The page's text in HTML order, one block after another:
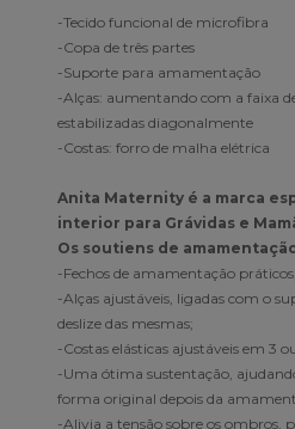
-Tecido funcional de microfibra
-Copa de três partes
-Suporte para amamentação
-Alças: aumentando com a faixa
estabilizadas diagonalmente
-Costas: forro de malha elétrica
Anita Maternity é a marca
interior para Grávidas e
Os soutiens de
-Fechos de amamentação
-Alças ajustáveis, ligadas com o
deslize das mesmas;
-Costas elásticas ajustáveis em 3
-Uma ótima sustentação,
forma original depois da
-Alivia a tensão sobre os ombros,